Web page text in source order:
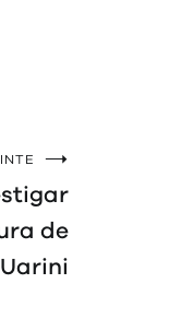
de
Uarini